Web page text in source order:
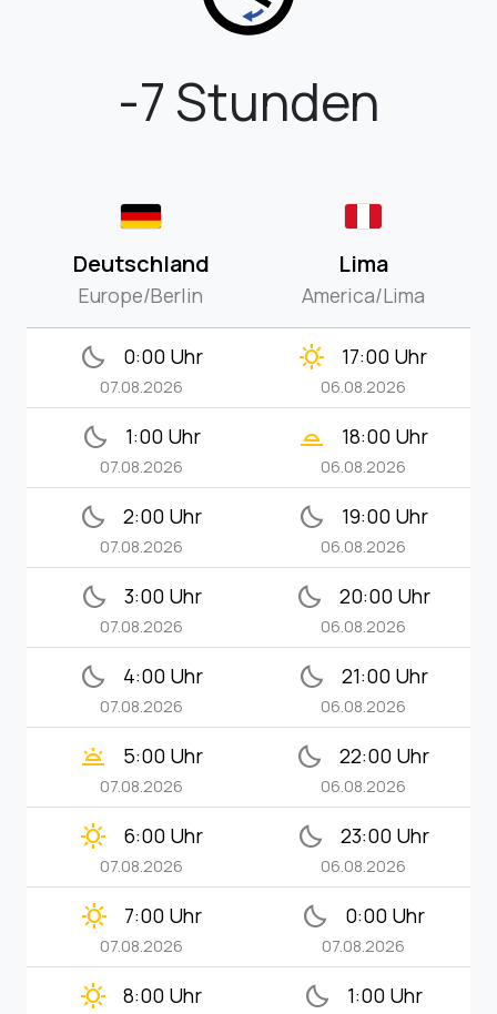
-7 Stunden
Deutschland
Europe/Berlin
Lima
America/Lima
bedtime 0:00 Uhr
07.08.2026
clear_day 17:00 Uhr
06.08.2026
bedtime 1:00 Uhr
07.08.2026
wb_twilight_2 18:00 Uhr
06.08.2026
bedtime 2:00 Uhr
07.08.2026
bedtime 19:00 Uhr
06.08.2026
bedtime 3:00 Uhr
07.08.2026
bedtime 20:00 Uhr
06.08.2026
bedtime 4:00 Uhr
07.08.2026
bedtime 21:00 Uhr
06.08.2026
wb_twilight 5:00 Uhr
07.08.2026
bedtime 22:00 Uhr
06.08.2026
clear_day 6:00 Uhr
07.08.2026
bedtime 23:00 Uhr
06.08.2026
clear_day 7:00 Uhr
07.08.2026
bedtime 0:00 Uhr
07.08.2026
clear_day 8:00 Uhr bedtime 1:00 Uhr